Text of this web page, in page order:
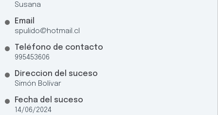
Susana
Email
spulido@hotmail.cl
Teléfono de contacto
995453606
Direccion del suceso
Simón Bolívar
Fecha del suceso
14/06/2024